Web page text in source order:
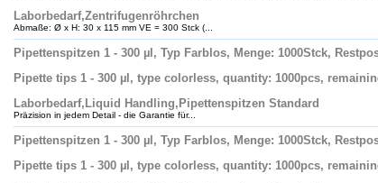
Laborbedarf,Zentrifugenröhrchen
Abmaße: Ø x H: 30 x 115 mm VE = 300 Stck (...
Pipettenspitzen 1 - 300 µl, Typ Farblos, Menge: 1000Stck,
Pipette tips 1 - 300 µl, type colorless, quantity: 1000pcs,
Laborbedarf,Liquid Handling,Pipettenspitzen Standard
Präzision in jedem Detail - die Garantie für...
Pipettenspitzen 1 - 300 µl, Typ Farblos, Menge: 1000Stck,
Pipette tips 1 - 300 µl, type colorless, quantity: 1000pcs,